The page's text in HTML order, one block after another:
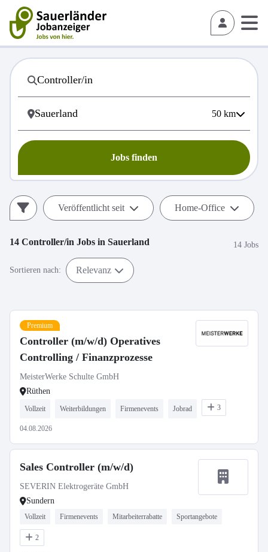
50 km
Jobs finden
Veröffentlicht seit Home-Office
14 Controller/in Jobs in Sauerland 14 Jobs
Sortieren nach: Relevanz
Premium
Controller (m/w/d) Operatives
Controlling / Finanzprozesse
MeisterWerke Schulte GmbH
Rüthen
Vollzeit Weiterbildungen Firmenevents Jobrad 3
04.08.2026
Sales Controller (m/w/d)
SEVERIN Elektrogeräte GmbH
Sundern
Vollzeit Firmenevents Mitarbeiterrabatte Sportangebote
2